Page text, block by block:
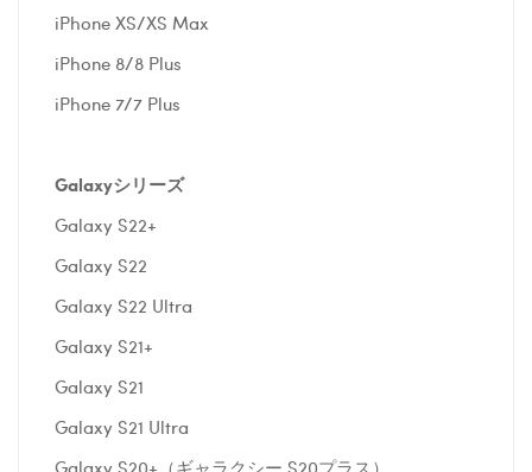
iPhone XS/XS Max
iPhone 8/8 Plus
iPhone 7/7 Plus
Galaxyシリーズ
Galaxy S22+
Galaxy S22
Galaxy S22 Ultra
Galaxy S21+
Galaxy S21
Galaxy S21 Ultra